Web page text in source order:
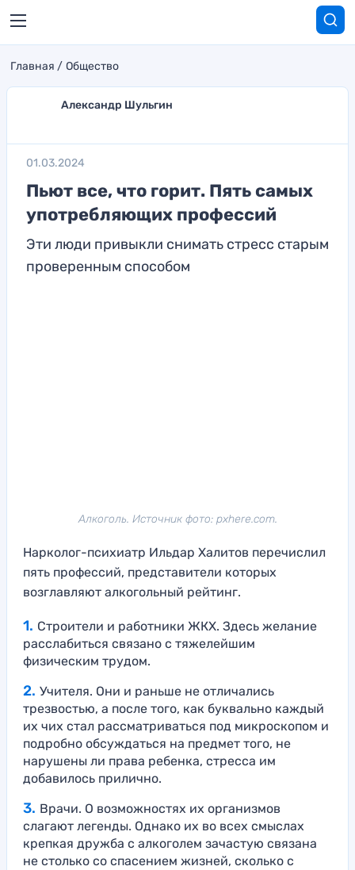
Главная Общество
Александр Шульгин
01.03.2024
Пьют все, что горит. Пять самых
употребляющих профессий
Эти люди привыкли снимать стресс старым
проверенным способом
Алкоголь. Источник фото: pxhere.com.
Нарколог-психиатр Ильдар Халитов перечислил
пять профессий, представители которых
возглавляют алкогольный рейтинг.
Строители и работники ЖКХ. Здесь желание
расслабиться связано с тяжелейшим
физическим трудом.
Учителя. Они и раньше не отличались
трезвостью, а после того, как буквально каждый
их чих стал рассматриваться под микроскопом и
подробно обсуждаться на предмет того, не
нарушены ли права ребенка, стресса им
добавилось прилично.
Врачи. О возможностях их организмов
слагают легенды. Однако их во всех смыслах
крепкая дружба с алкоголем зачастую связана
не столько со спасением жизней, сколько с